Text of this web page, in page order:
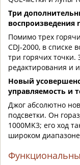
Три
воспроизведения
Помимо трех
CDJ-2000, в списке
три горячих точки.
редактирования и
Новый
управляемость и
Джог абсолютно
подсветки. Он
1000MK3; его ход
широком